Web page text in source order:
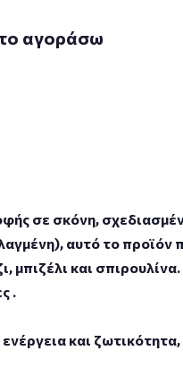
αγοράσω
σε σκόνη,
αυτό το
και σπιρουλίνα.
.
και